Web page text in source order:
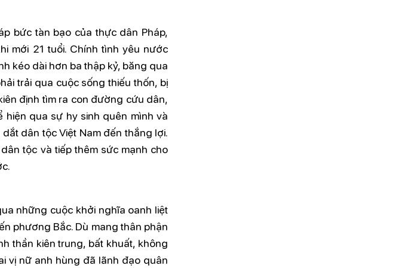
bức tàn bạo của thực dân Pháp,
mới 21 tuổi. Chính tình yêu nước
kéo dài hơn ba thập kỷ, băng qua
trải qua cuộc sống thiếu thốn, bị
định tìm ra con đường cứu dân,
qua sự hy sinh quên mình và
dân tộc Việt Nam đến thắng lợi.
tộc và tiếp thêm sức mạnh cho
những cuộc khởi nghĩa oanh liệt
phương Bắc. Dù mang thân phận
thần kiên trung, bất khuất, không
vị nữ anh hùng đã lãnh đạo quân